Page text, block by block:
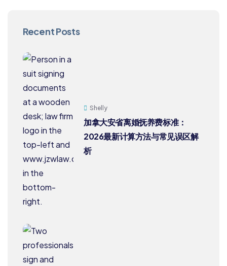
Recent Posts
Shelly
加拿大安省离婚抚养费标准：
2026最新计算方法与常见误区解
析